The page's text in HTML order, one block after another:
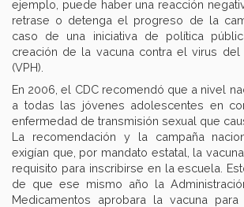
ejemplo, puede haber una reacción
retrase o detenga el progreso de la
caso de una iniciativa de política
creación de la vacuna contra el virus del
(VPH).
En 2006, el CDC recomendó que a nivel
a todas las jóvenes adolescentes en
enfermedad de transmisión sexual que
La recomendación y la campaña
exigían que, por mandato estatal, la
requisito para inscribirse en la escuela.
de que ese mismo año la
Medicamentos aprobara la vacuna para